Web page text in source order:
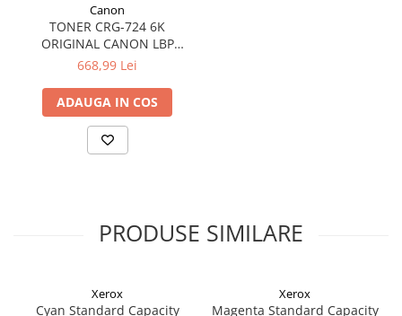
Canon
TONER CRG-724 6K
ORIGINAL CANON LBP
6750DN
668,99 Lei
ADAUGA IN COS
PRODUSE SIMILARE
Xerox
Cyan Standard Capacity
Xerox
Magenta Standard Capacity